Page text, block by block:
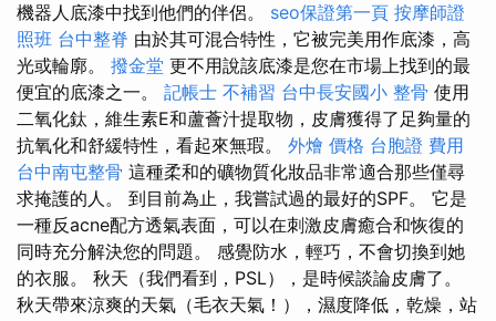
機器人底漆中找到他們的伴侶。 seo保證第一頁 按摩師證
照班 台中整脊 由於其可混合特性，它被完美用作底漆，高
光或輪廓。 撥金堂 更不用說該底漆是您在市場上找到的最
便宜的底漆之一。 記帳士 不補習 台中長安國小 整骨 使用
二氧化鈦，維生素E和蘆薈汁提取物，皮膚獲得了足夠量的
抗氧化和舒緩特性，看起來無瑕。 外燴 價格 台胞證 費用
台中南屯整骨 這種柔和的礦物質化妝品非常適合那些僅尋
求掩護的人。 到目前為止，我嘗試過的最好的SPF。 它是
一種反acne配方透氣表面，可以在刺激皮膚癒合和恢復的
同時充分解決您的問題。 感覺防水，輕巧，不會切換到她
的衣服。 秋天（我們看到，PSL），是時候談論皮膚了。
秋天帶來涼爽的天氣（毛衣天氣！），濕度降低，乾燥，站